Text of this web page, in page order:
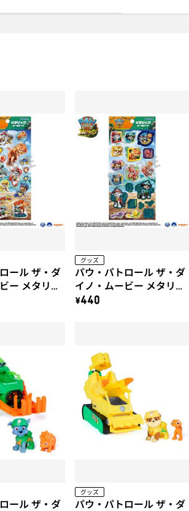
ール ザ・ダ
ー メタリッ
ト（B）
グッズ
パウ・パトロール ザ・ダ
イノ・ムービー メタリッ
クシールシート（A）
\440
ール ザ・ダ
グッズ
パウ・パトロール ザ・ダ